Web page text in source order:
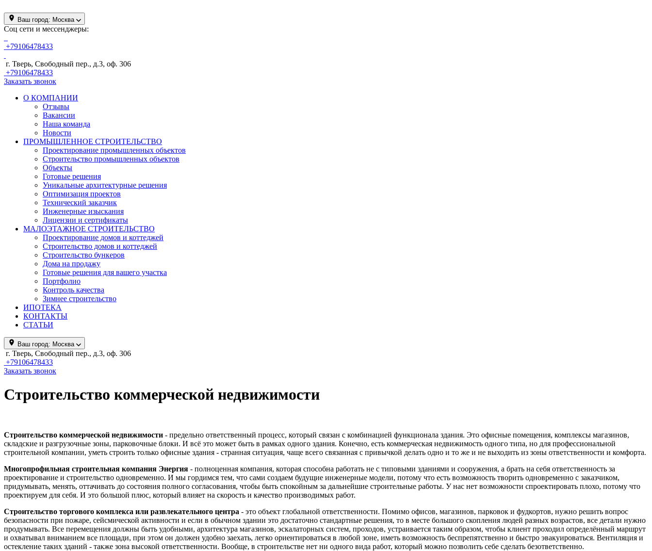
Ваш город: Москва
Соц сети и мессенджеры:
+79106478433
г. Тверь, Свободный пер., д.3, оф. 306
+79106478433
Заказать звонок
О КОМПАНИИ
Отзывы
Вакансии
Наша команда
Новости
ПРОМЫШЛЕННОЕ СТРОИТЕЛЬСТВО
Проектирование промышленных объектов
Строительство промышленных объектов
Объекты
Готовые решения
Уникальные архитектурные решения
Оптимизация проектов
Технический заказчик
Инженерные изыскания
Лицензии и сертификаты
МАЛОЭТАЖНОЕ СТРОИТЕЛЬСТВО
Проектирование домов и коттеджей
Строительство домов и коттеджей
Строительство бункеров
Дома на продажу
Готовые решения для вашего участка
Портфолио
Контроль качества
Зимнее строительство
ИПОТЕКА
КОНТАКТЫ
СТАТЬИ
Ваш город: Москва
г. Тверь, Свободный пер., д.3, оф. 306
+79106478433
Заказать звонок
Строительство коммерческой недвижимости
Строительство коммерческой недвижимости - предельно ответственный процесс, который связан с комбинацией функционала здания. Это офисные помещения, комплексы магазинов,
складские и разгрузочные зоны, парковочные блоки. И всё это может быть в рамках одного здания. Конечно, есть коммерческая недвижимость одного типа, но для профессиональной
строительной компании, уметь строить только офисные здания - странная ситуация, чаще всего связанная с привычкой делать одно и то же и не выходить из зоны ответственности и комфорта.
Многопрофильная строительная компания Энергия - полноценная компания, которая способна работать не с типовыми зданиями и сооружения, а брать на себя ответственность за
проектирование и строительство одновременно. И мы гордимся тем, что сами создаем будущие инженерные модели, потому что есть возможность творить одновременно с заказчиком,
придумывать, менять, оттачивать до состояния полного согласования, чтобы быть спокойным за дальнейшие строительные работы. У нас нет возможности спроектировать плохо, потому что
проектируем для себя. И это большой плюс, который влияет на скорость и качество производимых работ.
Строительство торгового комплекса или развлекательного центра - это объект глобальной ответственности. Помимо офисов, магазинов, парковок и фудкортов, нужно решить вопрос
безопасности при пожаре, сейсмической активности и если в обычном здании это достаточно стандартные решения, то в месте большого скопления людей разных возрастов, все детали нужно
продумывать. Все перемещения должны быть удобными, архитектура магазинов, эскалаторных систем, проходов, устраивается таким образом, чтобы клиент проходил определённый маршрут
и охватывал вниманием все площади, при этом он должен удобно заехать, легко ориентироваться в любой зоне, иметь возможность беспрепятственно и быстро эвакуироваться. Вентиляция и
остекление таких зданий - также зона высокой ответственности. Вообще, в строительстве нет ни одного вида работ, который можно позволить себе сделать безответственно.